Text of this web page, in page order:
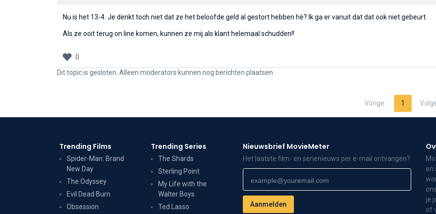
Nu is het 13-4. Je denkt toch niet dat ze het beloofde geld al gestort hebben hè? Ik ga er vanuit dat dat ook niet gebeurt.
Als ze ooit terug on line komen, kunnen ze mij als klant helemaal schudden!!
0
Dit topic is gesloten. Alleen moderators kunnen nog berichten plaatsen.
Vorige 1
Trending Films
Spider-Man: Brand
New Day
The Odyssey
Evil Dead Burn
Obsession
Trending Series
The Shards
Sterling Point
My Life with the
Walter Boys
Ted Lasso
Nieuwsbrief MovieMeter
Het laatste film- en serienieuws per e-mail ontvangen?
en
je
of